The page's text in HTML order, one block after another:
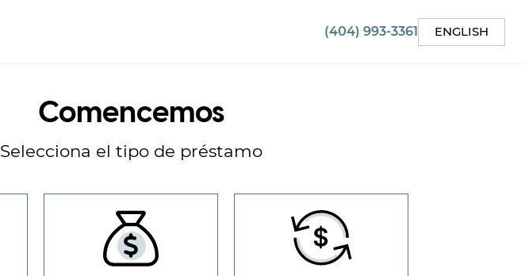
(404) 993-3361 ENGLISH
Comencemos
Selecciona el tipo de préstamo